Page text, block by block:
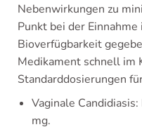
Nebenwirkungen zu
Punkt bei der
Bioverfügbarkeit
Medikament schnell im
Standarddosierungen
Vaginale
mg.